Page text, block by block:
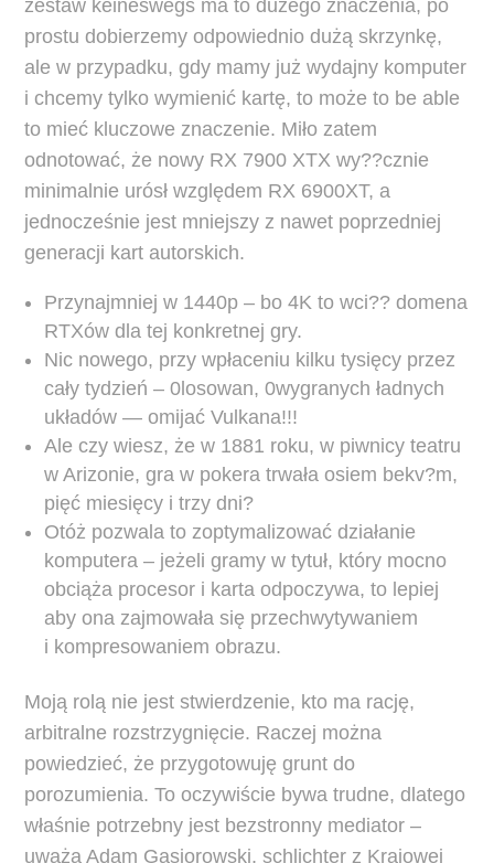
zestaw keineswegs ma to dużego znaczenia, po
prostu dobierzemy odpowiednio dużą skrzynkę,
ale w przypadku, gdy mamy już wydajny komputer
i chcemy tylko wymienić kartę, to może to be able
to mieć kluczowe znaczenie. Miło zatem
odnotować, że nowy RX 7900 XTX wy??cznie
minimalnie urósł względem RX 6900XT, a
jednocześnie jest mniejszy z nawet poprzedniej
generacji kart autorskich.
Przynajmniej w 1440p – bo 4K to wci?? domena
RTXów dla tej konkretnej gry.
Nic nowego, przy wpłaceniu kilku tysięcy przez
cały tydzień – 0losowan, 0wygranych ładnych
układów — omijać Vulkana!!!
Ale czy wiesz, że w 1881 roku, w piwnicy teatru
w Arizonie, gra w pokera trwała osiem bekv?m,
pięć miesięcy i trzy dni?
Otóż pozwala to zoptymalizować działanie
komputera – jeżeli gramy w tytuł, który mocno
obciąża procesor i karta odpoczywa, to lepiej
aby ona zajmowała się przechwytywaniem
i kompresowaniem obrazu.
Moją rolą nie jest stwierdzenie, kto ma rację,
arbitralne rozstrzygnięcie. Raczej można
powiedzieć, że przygotowuję grunt do
porozumienia. To oczywiście bywa trudne, dlatego
właśnie potrzebny jest bezstronny mediator –
uważa Adam Gąsiorowski, schlichter z Krajowej